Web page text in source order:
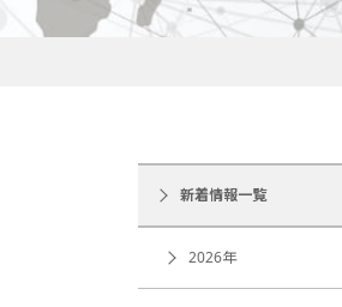
新着情報一覧
2026年